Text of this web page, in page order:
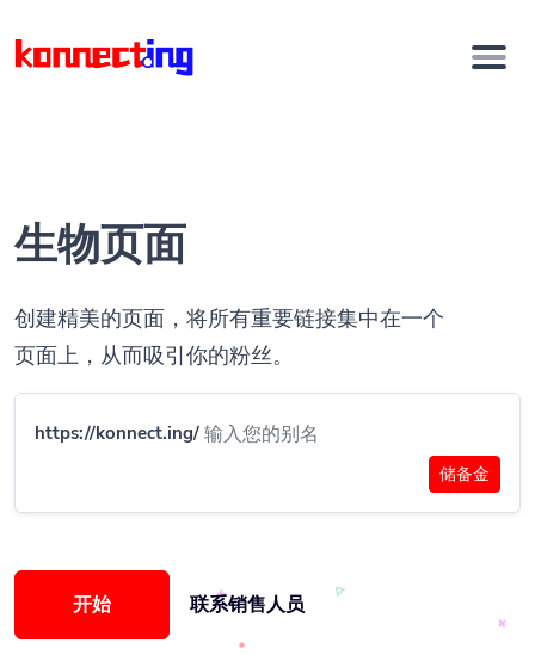
生物页面
创建精美的页面，将所有重要链接集中在一个
页面上，从而吸引你的粉丝。
https://konnect.ing/
储备金
开始 联系销售人员